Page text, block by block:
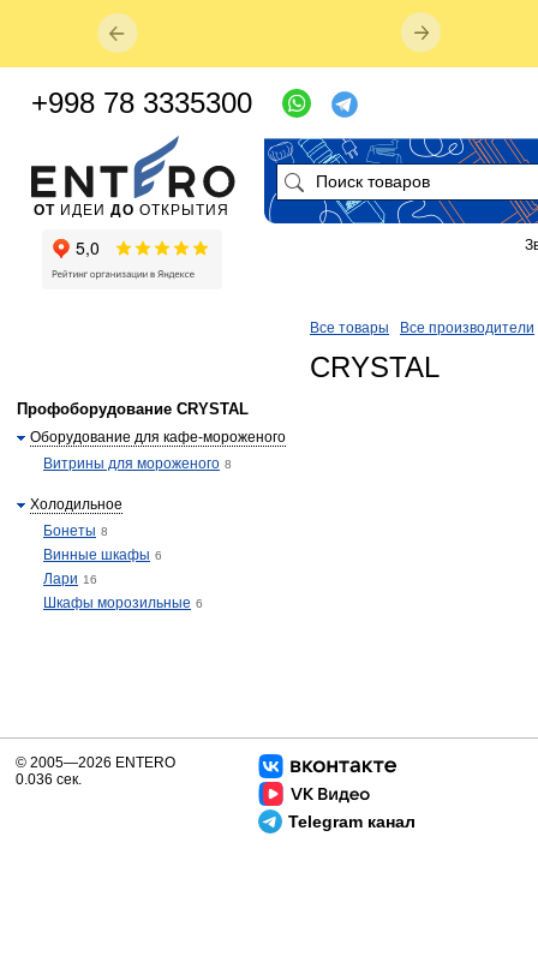
Все товары Все производители
CRYSTAL
Профоборудование CRYSTAL
Оборудование для кафе-мороженого
Витрины для мороженого 8
Холодильное
Бонеты 8
Винные шкафы 6
Лари 16
Шкафы морозильные 6
ОТ ИДЕИ ДО ОТКРЫТИЯ
+998 78 3335300
Telegram канал
© 2005—2026 ENTERO
0.036 сек.